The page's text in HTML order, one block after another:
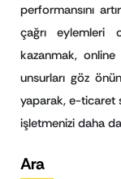
performansını
çağrı eylemleri
kazanmak, online
unsurları göz
yaparak, e-ticaret
işletmenizi daha
Ara